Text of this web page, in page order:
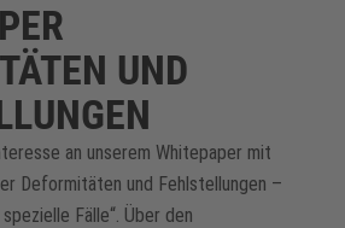
UND
an unserem Whitepaper mit
Deformitäten und Fehlstellungen –
Fälle“. Über den